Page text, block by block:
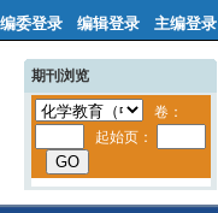
编委登录 编辑登录 主编登录
期刊浏览